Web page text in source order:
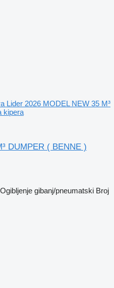
Lider 2026 MODEL NEW 35 M³
kipera
DUMPER ( BENNE )
Ogibljenje gibanj/pneumatski Broj